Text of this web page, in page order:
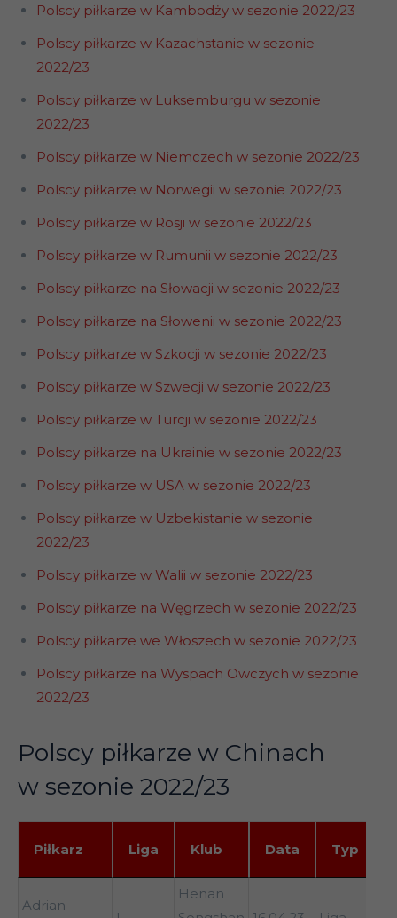
Polscy piłkarze w Kambodży w sezonie 2022/23
Polscy piłkarze w Kazachstanie w sezonie
2022/23
Polscy piłkarze w Luksemburgu w sezonie
2022/23
Polscy piłkarze w Niemczech w sezonie 2022/23
Polscy piłkarze w Norwegii w sezonie 2022/23
Polscy piłkarze w Rosji w sezonie 2022/23
Polscy piłkarze w Rumunii w sezonie 2022/23
Polscy piłkarze na Słowacji w sezonie 2022/23
Polscy piłkarze na Słowenii w sezonie 2022/23
Polscy piłkarze w Szkocji w sezonie 2022/23
Polscy piłkarze w Szwecji w sezonie 2022/23
Polscy piłkarze w Turcji w sezonie 2022/23
Polscy piłkarze na Ukrainie w sezonie 2022/23
Polscy piłkarze w USA w sezonie 2022/23
Polscy piłkarze w Uzbekistanie w sezonie
2022/23
Polscy piłkarze w Walii w sezonie 2022/23
Polscy piłkarze na Węgrzech w sezonie 2022/23
Polscy piłkarze we Włoszech w sezonie 2022/23
Polscy piłkarze na Wyspach Owczych w sezonie
2022/23
Polscy piłkarze w Chinach
w sezonie 2022/23
Piłkarz Liga Klub Data Typ
Klub
Adrian
Henan